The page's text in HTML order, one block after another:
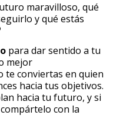
maravilloso, qué
y qué estás
para dar sentido a tu
mejor
te conviertas en quien
hacia tus objetivos.
hacia tu futuro, y si
con la